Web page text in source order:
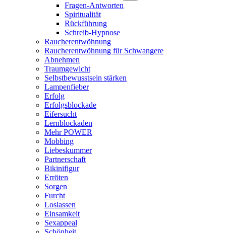
Fragen-Antworten
Spiritualität
Rückführung
Schreib-Hypnose
Raucherentwöhnung
Raucherentwöhnung für Schwangere
Abnehmen
Traumgewicht
Selbstbewusstsein stärken
Lampenfieber
Erfolg
Erfolgsblockade
Eifersucht
Lernblockaden
Mehr POWER
Mobbing
Liebeskummer
Partnerschaft
Bikinifigur
Erröten
Sorgen
Furcht
Loslassen
Einsamkeit
Sexappeal